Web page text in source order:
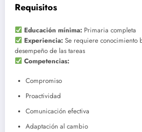
Requisitos
Educación mínima: Primaria completa
Experiencia: Se requiere conocimiento
desempeño de las tareas
Competencias:
Compromiso
Proactividad
Comunicación efectiva
Adaptación al cambio